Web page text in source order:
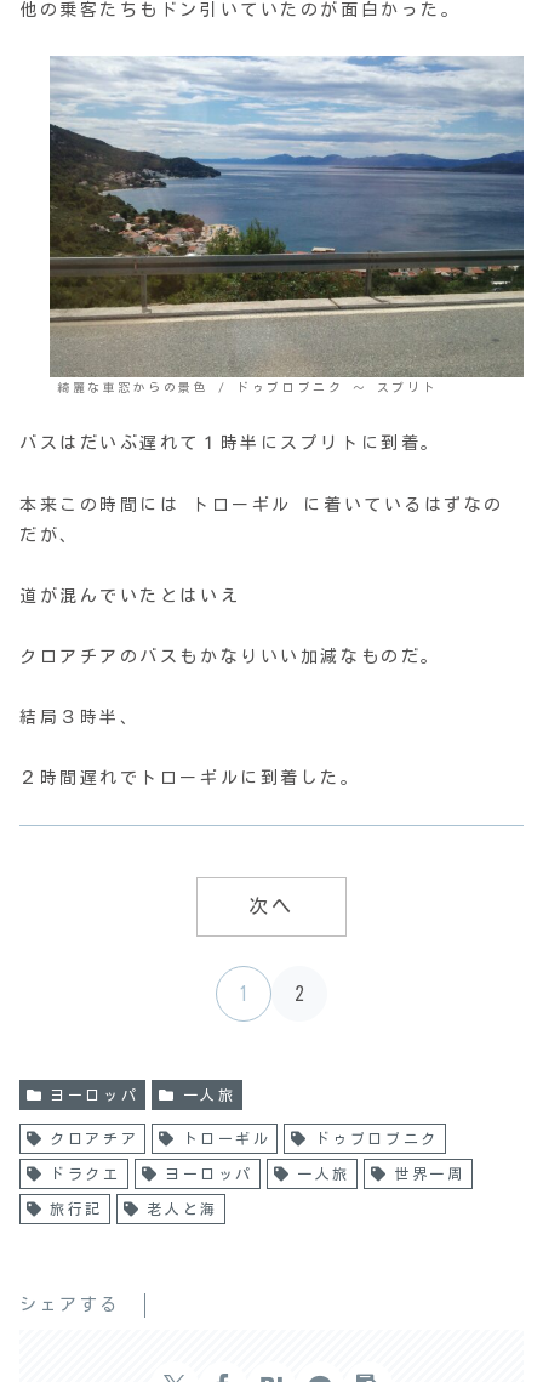
他の乗客たちもドン引いていたのが面白かった。
綺麗な車窓からの景色 / ドゥブロブニク ～ スプリト
バスはだいぶ遅れて１時半にスプリトに到着。
本来この時間には トローギル に着いているはずなの
だが、
道が混んでいたとはいえ
クロアチアのバスもかなりいい加減なものだ。
結局３時半、
２時間遅れでトローギルに到着した。
次へ
1 2
ヨーロッパ 一人旅
クロアチア トローギル ドゥブロブニク
ドラクエ ヨーロッパ 一人旅 世界一周
旅行記 老人と海
シェアする